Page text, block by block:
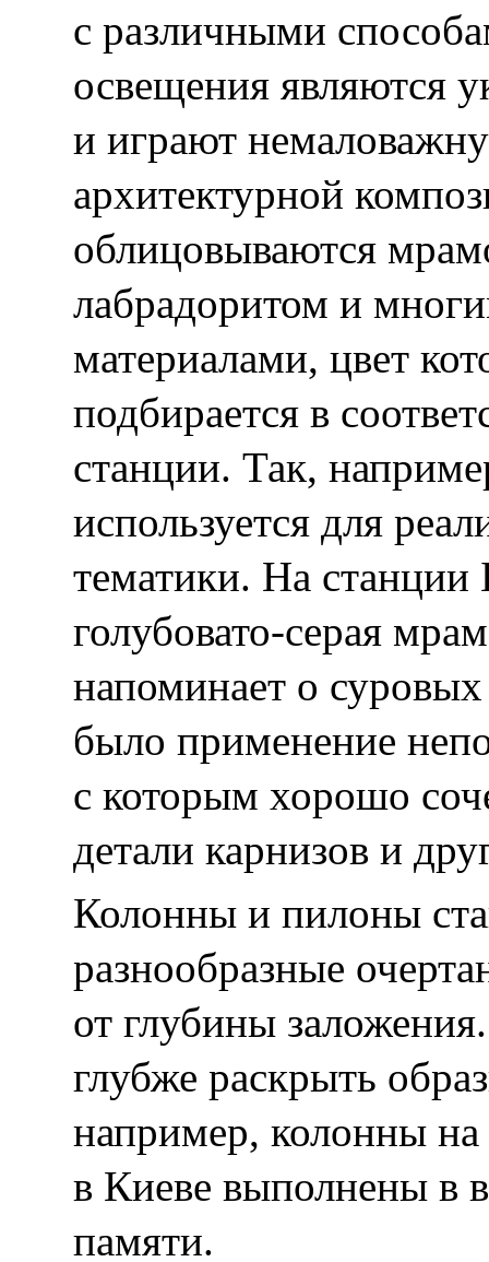
с различными
освещения являются
и играют
архитектурной
облицовываются
лабрадоритом и
материалами, цвет
подбирается в
станции. Так,
используется для
тематики. На станции
голубовато-серая
напоминает о
было применение
с которым хорошо
детали карнизов и
Колонны и пилоны
разнообразные
от глубины
глубже раскрыть
например, колонны
в Киеве выполнены в
памяти.